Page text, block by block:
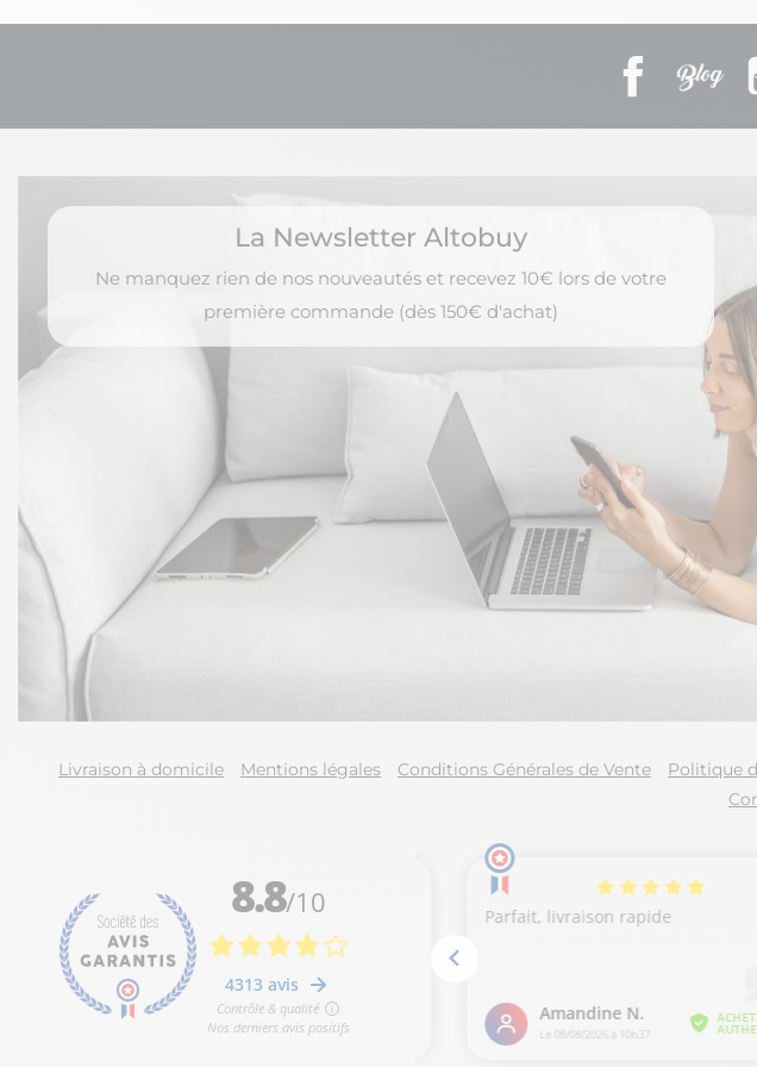
Facebook
La Newsletter Altobuy
Ne manquez rien de nos nouveautés et recevez 10€ lors de votre
première commande (dès 150€ d'achat)
Livraison à domicile Mentions légales Conditions Générales de Vente Politique